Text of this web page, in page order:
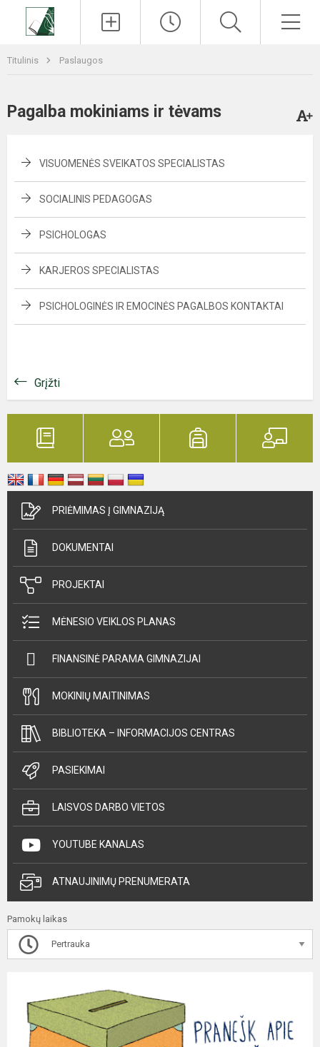
Titulinis Paslaugos
Pagalba mokiniams ir tėvams
VISUOMENĖS SVEIKATOS SPECIALISTAS
SOCIALINIS PEDAGOGAS
PSICHOLOGAS
KARJEROS SPECIALISTAS
PSICHOLOGINĖS IR EMOCINĖS PAGALBOS KONTAKTAI
Grįžti
PRIĖMIMAS Į GIMNAZIJĄ
DOKUMENTAI
PROJEKTAI
MĖNESIO VEIKLOS PLANAS
FINANSINĖ PARAMA GIMNAZIJAI
MOKINIŲ MAITINIMAS
BIBLIOTEKA – INFORMACIJOS CENTRAS
PASIEKIMAI
LAISVOS DARBO VIETOS
YOUTUBE KANALAS
ATNAUJINIMŲ PRENUMERATA
Pamokų laikas
Pertrauka